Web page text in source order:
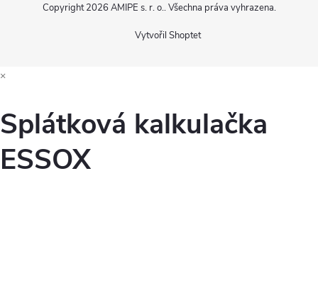
Vytvořil Shoptet
Copyright 2026 AMIPE s. r. o.. Všechna práva vyhrazena.
×
Splátková kalkulačka
ESSOX